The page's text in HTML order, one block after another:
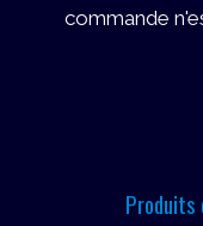
commande
Produits